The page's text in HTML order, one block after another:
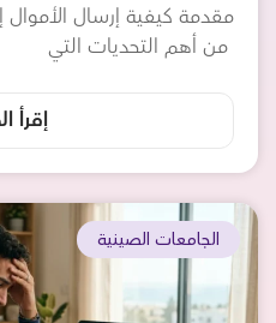
مقدمة كيفية إرسال
من أهم التحديات التي
إقرأ
الجامعات الصينية